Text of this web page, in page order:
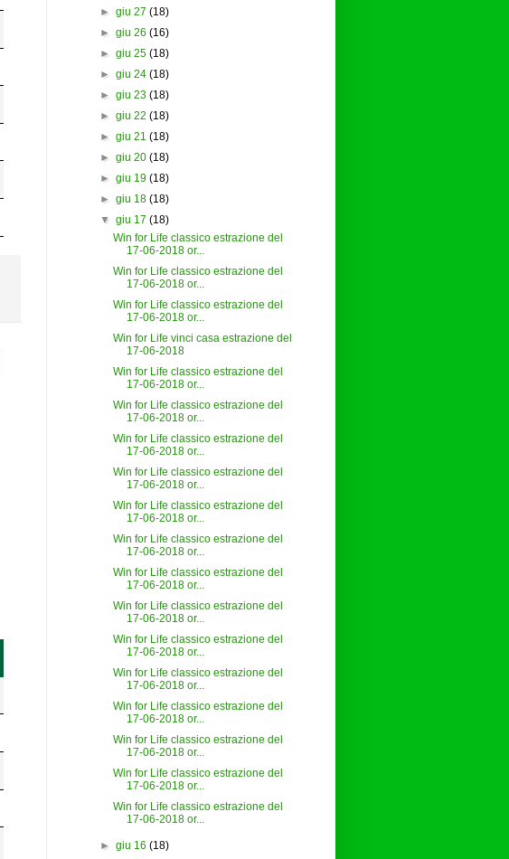
► giu 27 (18)
► giu 26 (16)
► giu 25 (18)
► giu 24 (18)
► giu 23 (18)
► giu 22 (18)
► giu 21 (18)
► giu 20 (18)
► giu 19 (18)
► giu 18 (18)
▼ giu 17 (18)
Win for Life classico estrazione del
17-06-2018 or...
Win for Life classico estrazione del
17-06-2018 or...
Win for Life classico estrazione del
17-06-2018 or...
Win for Life vinci casa estrazione del
17-06-2018
Win for Life classico estrazione del
17-06-2018 or...
Win for Life classico estrazione del
17-06-2018 or...
Win for Life classico estrazione del
17-06-2018 or...
Win for Life classico estrazione del
17-06-2018 or...
Win for Life classico estrazione del
17-06-2018 or...
Win for Life classico estrazione del
17-06-2018 or...
Win for Life classico estrazione del
17-06-2018 or...
Win for Life classico estrazione del
17-06-2018 or...
Win for Life classico estrazione del
17-06-2018 or...
Win for Life classico estrazione del
17-06-2018 or...
Win for Life classico estrazione del
17-06-2018 or...
Win for Life classico estrazione del
17-06-2018 or...
Win for Life classico estrazione del
17-06-2018 or...
Win for Life classico estrazione del
17-06-2018 or...
► giu 16 (18)